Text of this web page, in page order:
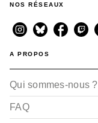
NOS RÉSEAUX
A PROPOS
Qui sommes-nous ?
FAQ